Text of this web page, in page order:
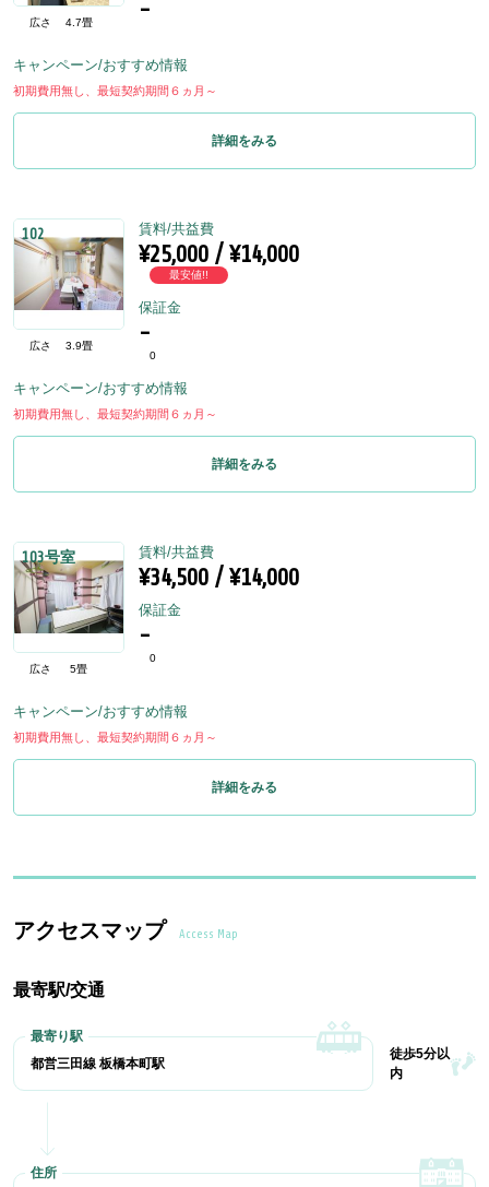
広さ 4.7畳 -
キャンペーン/おすすめ情報
初期費用無し、最短契約期間６ヵ月～
詳細をみる
102
広さ 3.9畳
賃料/共益費
¥25,000 / ¥14,000
最安値!!
保証金
-
0
キャンペーン/おすすめ情報
初期費用無し、最短契約期間６ヵ月～
詳細をみる
103号室
広さ 5畳
賃料/共益費
¥34,500 / ¥14,000
保証金
-
0
キャンペーン/おすすめ情報
初期費用無し、最短契約期間６ヵ月～
詳細をみる
アクセスマップ Access Map
最寄駅/交通
都営三田線 板橋本町駅
徒歩5分以
内